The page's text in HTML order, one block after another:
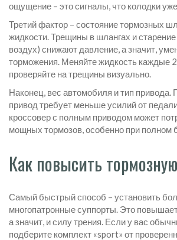
ощущение – это сигналы, что колодки
Третий фактор – состояние тормозных
жидкости. Трещины в шлангах и старение
воздух) снижают давление, а значит,
торможения. Меняйте жидкость каждые
проверяйте на трещины визуально.
Наконец, вес автомобиля и тип привода.
привοд требует меньше усилий от
кроссовер с полным привοдом может
мощных тормозов, особенно при полном
Как повысить
Самый быстрый способ – установить
многопатронные суппорты. Это
а значит, и силу трения. Если у вас
подберите комплект «sport» от